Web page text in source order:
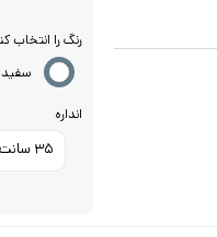
رنگ را انتخاب
سفید
انداره